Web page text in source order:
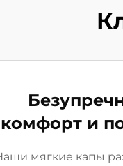
комфорт и
мягкие капы